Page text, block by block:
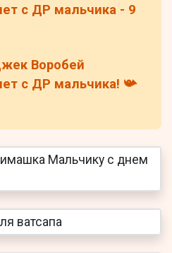
с ДР мальчика - 9
Воробей
с ДР мальчика! 📯